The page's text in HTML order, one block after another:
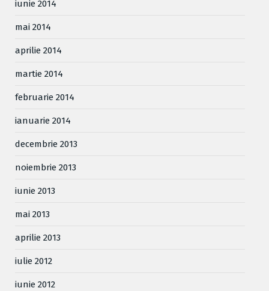
iunie 2014
mai 2014
aprilie 2014
martie 2014
februarie 2014
ianuarie 2014
decembrie 2013
noiembrie 2013
iunie 2013
mai 2013
aprilie 2013
iulie 2012
iunie 2012